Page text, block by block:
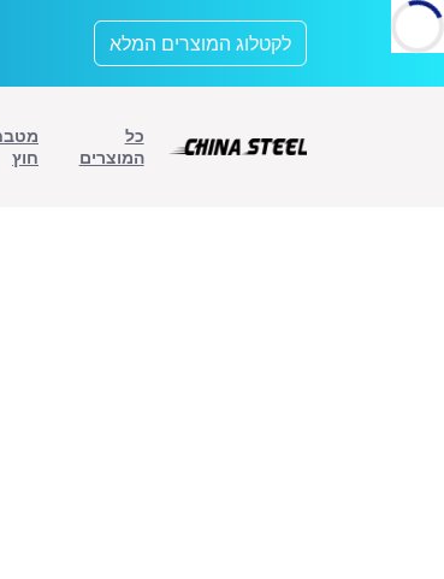
לתוכן
לקטלוג המוצרים המלא
כל
המוצרים
חוץ